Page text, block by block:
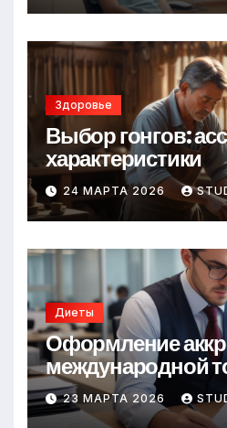
Здоровье
Выбор гонгов:
характеристики
24 МАРТА 2026
Диеты
Оформление
международной
23 МАРТА 2026